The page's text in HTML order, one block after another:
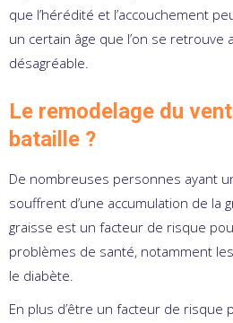
que l’hérédité et l’accouchement
un certain âge que l’on se retrouve
désagréable.
Le remodelage du
bataille ?
De nombreuses personnes ayant
souffrent d’une accumulation de la
graisse est un facteur de risque
problèmes de santé, notamment
le diabète.
En plus d’être un facteur de risque